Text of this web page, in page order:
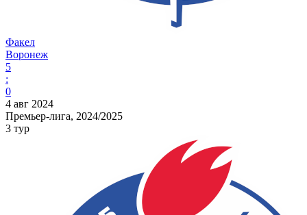
Факел
Воронеж
5
:
0
4 авг 2024
Премьер-лига, 2024/2025
3 тур